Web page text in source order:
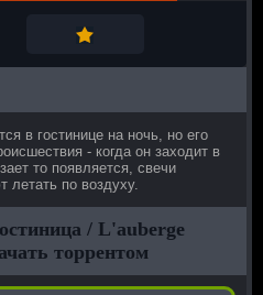
в гостинице на ночь, но его
- когда он заходит в
то появляется, свечи
летать по воздуху.
/ L'auberge
торрентом